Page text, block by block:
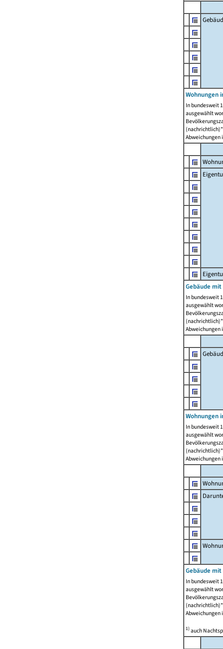
Wohnungen
In bundesweit
ausgewählt
Abweichungen
Gebäude
In bundesweit
ausgewählt
Abweichungen
Wohnungen
In bundesweit
ausgewählt
Abweichungen
Gebäude
In bundesweit
ausgewählt
Abweichungen
1)auch